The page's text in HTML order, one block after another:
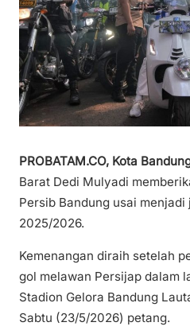
PROBATAM.CO, Kota
Barat Dedi Mulyadi
Persib Bandung usai
2025/2026.
Kemenangan diraih setelah
gol melawan Persijap dalam
Stadion Gelora Bandung
Sabtu (23/5/2026) petang.